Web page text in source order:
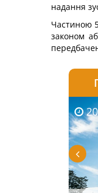
надання
Частиною
законом